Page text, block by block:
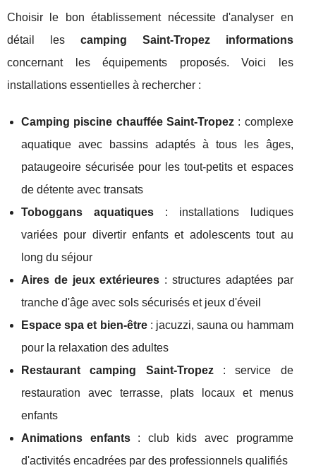
Choisir le bon établissement nécessite d'analyser en
détail les camping Saint-Tropez informations
concernant les équipements proposés. Voici les
installations essentielles à rechercher :
Camping piscine chauffée Saint-Tropez: complexe
aquatique avec bassins adaptés à tous les âges,
pataugeoire sécurisée pour les tout-petits et espaces
de détente avec transats
Toboggans aquatiques: installations ludiques
variées pour divertir enfants et adolescents tout au
long du séjour
Aires de jeux extérieures : structures adaptées par
tranche d'âge avec sols sécurisés et jeux d'éveil
Espace spa et bien-être: jacuzzi, sauna ou hammam
pour la relaxation des adultes
Restaurant camping Saint-Tropez: service de
restauration avec terrasse, plats locaux et menus
enfants
Animations enfants: club kids avec programme
d'activités encadrées par des professionnels qualifiés